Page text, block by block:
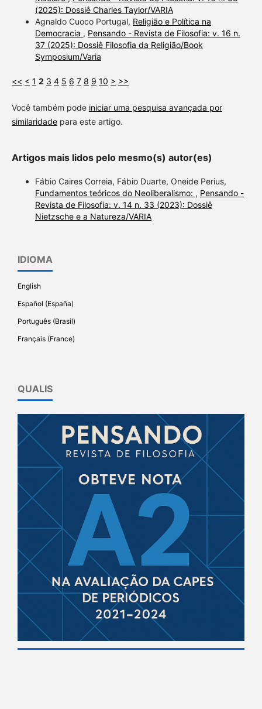
(2025): Dossiê Charles Taylor/VARIA
Agnaldo Cuoco Portugal, Religião e Política na
Democracia , Pensando - Revista de Filosofia: v. 16 n.
37 (2025): Dossiê Filosofia da Religião/Book
Symposium/Varia
<< < 1 2 3 4 5 6 7 8 9 10 > >>
Você também pode iniciar uma pesquisa avançada por
similaridadepara este artigo.
Artigos mais lidos pelo mesmo(s) autor(es)
Fábio Caires Correia, Fábio Duarte, Oneide Perius,
Fundamentos teóricos do Neoliberalismo: , Pensando -
Revista de Filosofia: v. 14 n. 33 (2023): Dossiê
Nietzsche e a Natureza/VARIA
IDIOMA
English
Español (España)
Português (Brasil)
Français (France)
QUALIS